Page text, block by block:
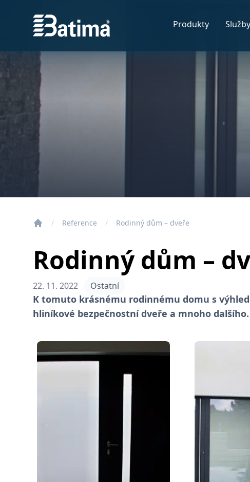
Batima Produkty Služby
Reference Rodinný dům – dveře
Rodinný dům –
22. 11. 2022 Ostatní
K tomuto krásnému rodinnému domu s
hliníkové bezpečnostní dveře a mnoho dalšího.